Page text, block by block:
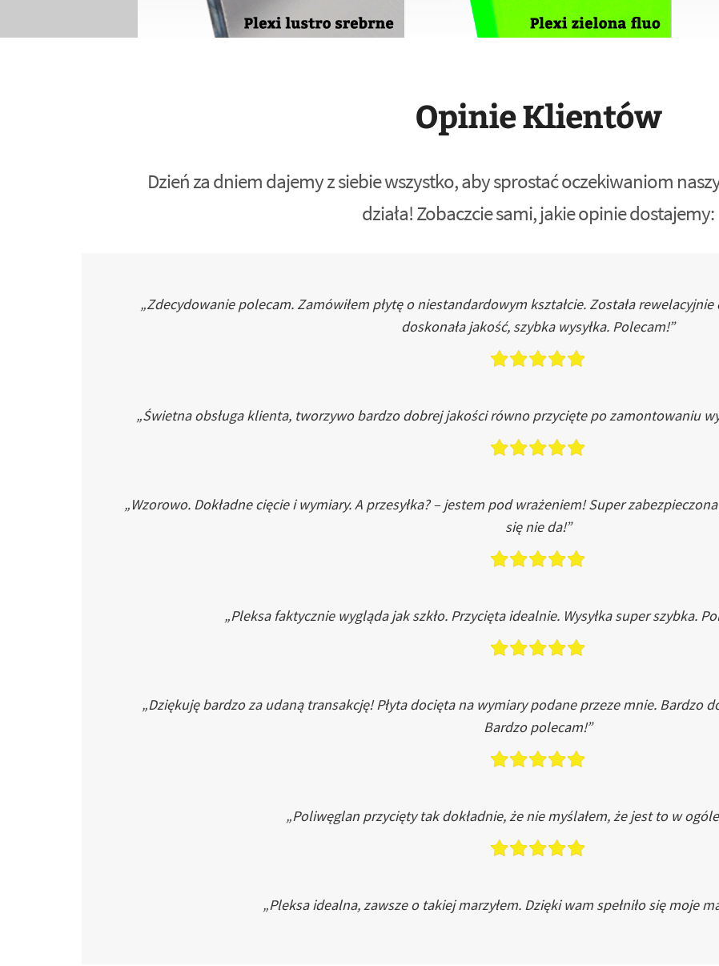
Opinie Klientów
Dzień za dniem dajemy z siebie wszystko, aby sprostać oczekiwaniom
działa! Zobaczcie sami, jakie opinie dostajemy:
„Zdecydowanie polecam. Zamówiłem płytę o niestandardowym kształcie. Została
doskonała jakość, szybka wysyłka. Polecam!”
„Świetna obsługa klienta, tworzywo bardzo dobrej jakości równo przycięte po zamontowaniu
„Wzorowo. Dokładne cięcie i wymiary. A przesyłka? – jestem pod wrażeniem! Super
się nie da!”
„Pleksa faktycznie wygląda jak szkło. Przycięta idealnie. Wysyłka super szybka.
„Dziękuję bardzo za udaną transakcję! Płyta docięta na wymiary podane przeze mnie. Bardzo
Bardzo polecam!”
„Poliwęglan przycięty tak dokładnie, że nie myślałem, że jest to w
„Pleksa idealna, zawsze o takiej marzyłem. Dzięki wam spełniło się moje